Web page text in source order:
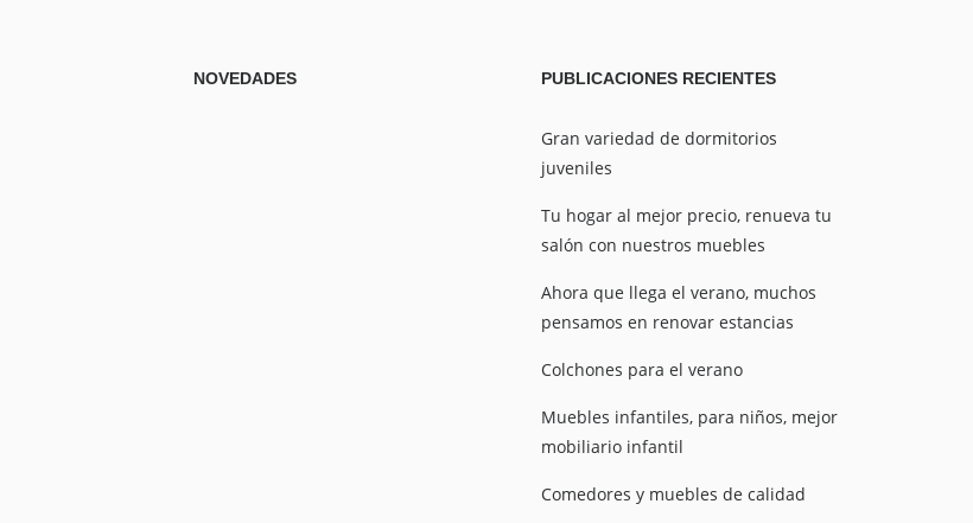
NOVEDADES PUBLICACIONES RECIENTES
Gran variedad de dormitorios
juveniles
Tu hogar al mejor precio, renueva tu
salón con nuestros muebles
Ahora que llega el verano, muchos
pensamos en renovar estancias
Colchones para el verano
Muebles infantiles, para niños, mejor
mobiliario infantil
Comedores y muebles de calidad